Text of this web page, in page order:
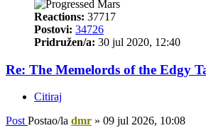
Reactions: 37717
Postovi: 34726
Pridružen/a: 30 jul 2020, 12:40
Re: The Memelords of the Edgy
Citiraj
Post Postao/la dmr » 09 jul 2026, 10:08